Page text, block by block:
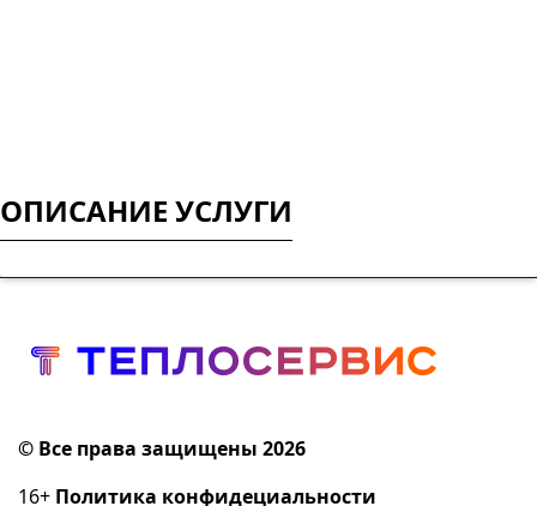
ОПИСАНИЕ УСЛУГИ
© Все права защищены 2026
16+ Политика конфидециальности